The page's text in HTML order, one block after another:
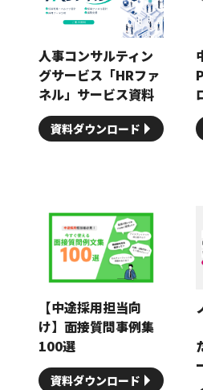
人事コンサルティン
グサービス「HRファ
ネル」サービス資料
資料ダウンロード
【中途採用担当向
け】面接質問事例集
100選
資料ダウンロード